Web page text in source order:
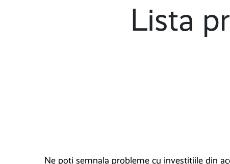
Lista
Ne poți semnala probleme cu investițiile din